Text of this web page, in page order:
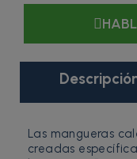
Las mangueras
creadas